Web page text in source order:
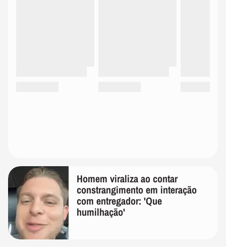
Homem viraliza ao contar
constrangimento em interação
com entregador: 'Que
humilhação'